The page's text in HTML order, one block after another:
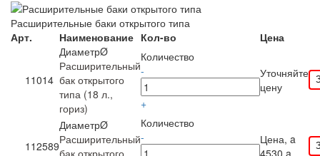
Расширительные баки открытого типа
Арт.
Наименование Кол-во Цена
11014
ДиаметрØ
Расширительный
бак открытого
типа (18 л.,
гориз)
Количество
-
+
Уточняйте
цену
112589
ДиаметрØ
Расширительный
бак открытого
Количество
-
Цена, a
4530 a